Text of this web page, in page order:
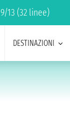
13 (32 linee)
DESTINAZIONI